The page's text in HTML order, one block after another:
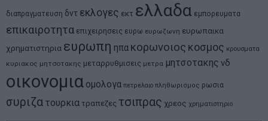
διαπραγματευση δντ εκλογες εκτ ελλαδα εμπορευματα
επικαιροτητα επιχειρησεις ευρω ευρωζωνη ευρωπαικα
χρηματιστηρια ευρωπη ηπα κορωνοιος κοσμος κρουσματα
κυριακος μητσοτακης μεταρρυθμισεις μετρα μητσοτακης νδ
οικονομια ομολογα πετρελαιο πληθωρισμος ρωσια
συριζα τουρκια τραπεζες τσιπρας χρεος χρηματιστηριο